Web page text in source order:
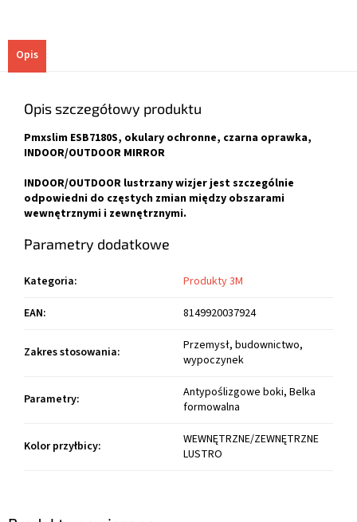
Opis
Opis szczegółowy produktu
Pmxslim ESB7180S, okulary ochronne, czarna oprawka,
INDOOR/OUTDOOR MIRROR
INDOOR/OUTDOOR lustrzany wizjer jest szczególnie
odpowiedni do częstych zmian między obszarami
wewnętrznymi i zewnętrznymi.
Parametry dodatkowe
Kategoria:
Produkty 3M
EAN: 8149920037924
Zakres stosowania:
Przemysł, budownictwo,
wypoczynek
Parametry:
Antypoślizgowe boki, Belka
formowalna
Kolor przyłbicy:
WEWNĘTRZNE/ZEWNĘTRZNE
LUSTRO